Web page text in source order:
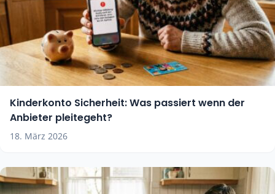
Kinderkonto Sicherheit: Was passiert wenn der
Anbieter pleitegeht?
18. März 2026